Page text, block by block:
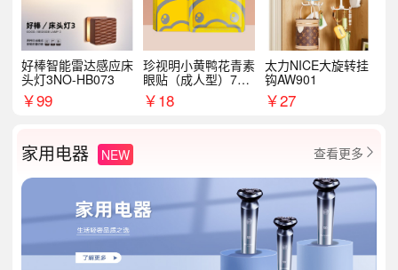
好棒智能雷达感应床
头灯3NO-HB073
￥99
珍视明小黄鸭花青素
眼贴（成人型）7对/
盒
￥18
太力NICE大旋转挂
钩AW901
￥27
家用电器 NEW 查看更多 